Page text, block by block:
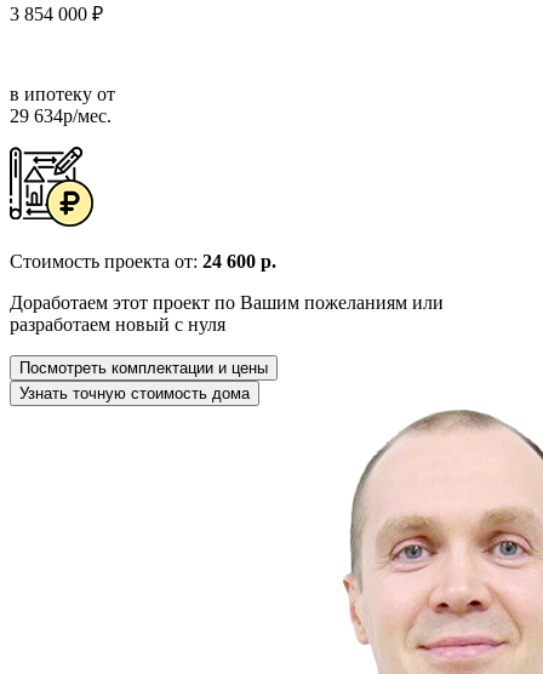
3 854 000 ₽
в ипотеку от
29 634р/мес.
Стоимость проекта от: 24 600 р.
Доработаем этот проект по Вашим пожеланиям или
разработаем новый с нуля
Посмотреть комплектации и цены
Узнать точную стоимость дома